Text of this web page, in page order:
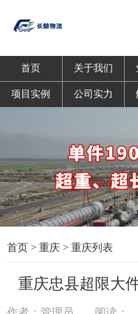
首页 关于我们
项目实例 公司实力
首页 > 重庆 > 重庆列表
重庆忠县超限大